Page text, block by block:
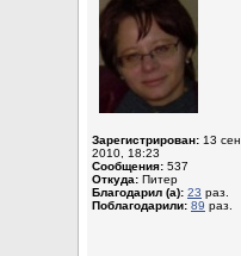
Зарегистрирован: 13 сен
2010, 18:23
Сообщения: 537
Откуда: Питер
Благодарил (а): 23 раз.
Поблагодарили: 89 раз.